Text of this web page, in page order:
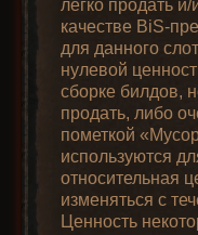
Любой
безупречный
самоцвет x3 +
магическое
оружие
уменьшать
наёмнике
Грозовой
слоте
быстрой и
Варваром,
имеют
значениях
же
BRT:«be
здесь».
Btorch:
(Hellfire
Варвара (
BV:Bone
Расчёты
Основная
Вероятность
+Классовый
легко продать
качестве BiS-
для данного
нулевой
сборке билдов,
продать, либо
пометкой
используются
относительная
изменяться с
Ценность